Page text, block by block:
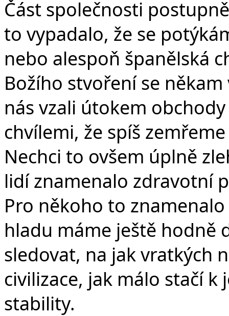
Část společnosti
to vypadalo, že se
nebo alespoň španělská
Božího stvoření se
nás vzali útokem
chvílemi, že spíš
Nechci to ovšem úplně
lidí znamenalo zdravotní
Pro někoho to
hladu máme ještě hodně
sledovat, na jak vratkých
civilizace, jak málo stačí
stability.